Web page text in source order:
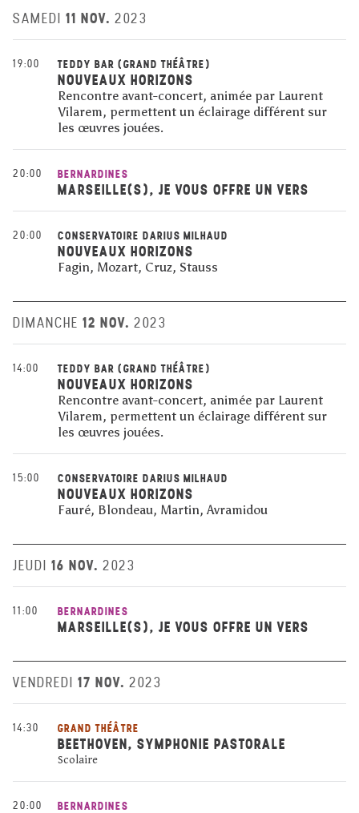
SAMEDI 11 NOV. 2023
19:00 TEDDY BAR (GRAND THÉÂTRE)
NOUVEAUX HORIZONS
Rencontre avant-concert, animée par Laurent
Vilarem, permettent un éclairage différent sur
les œuvres jouées.
20:00 BERNARDINES
MARSEILLE(S), JE VOUS OFFRE UN VERS
20:00 CONSERVATOIRE DARIUS MILHAUD
NOUVEAUX HORIZONS
Fagin, Mozart, Cruz, Stauss
DIMANCHE 12 NOV. 2023
14:00 TEDDY BAR (GRAND THÉÂTRE)
NOUVEAUX HORIZONS
Rencontre avant-concert, animée par Laurent
Vilarem, permettent un éclairage différent sur
les œuvres jouées.
15:00 CONSERVATOIRE DARIUS MILHAUD
NOUVEAUX HORIZONS
Fauré, Blondeau, Martin, Avramidou
JEUDI 16 NOV. 2023
11:00 BERNARDINES
MARSEILLE(S), JE VOUS OFFRE UN VERS
VENDREDI 17 NOV. 2023
14:30 GRAND THÉÂTRE
BEETHOVEN, SYMPHONIE PASTORALE
Scolaire
20:00 BERNARDINES